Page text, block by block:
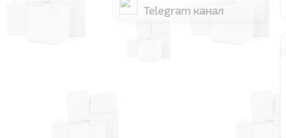
Telegram канал